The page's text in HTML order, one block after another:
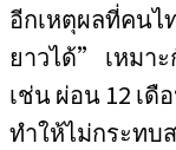
อีกเหตุผลที่คน
ยาวได้” เหมา
เช่น ผ่อน 12 เดื
ทำให้ไม่กระทบ